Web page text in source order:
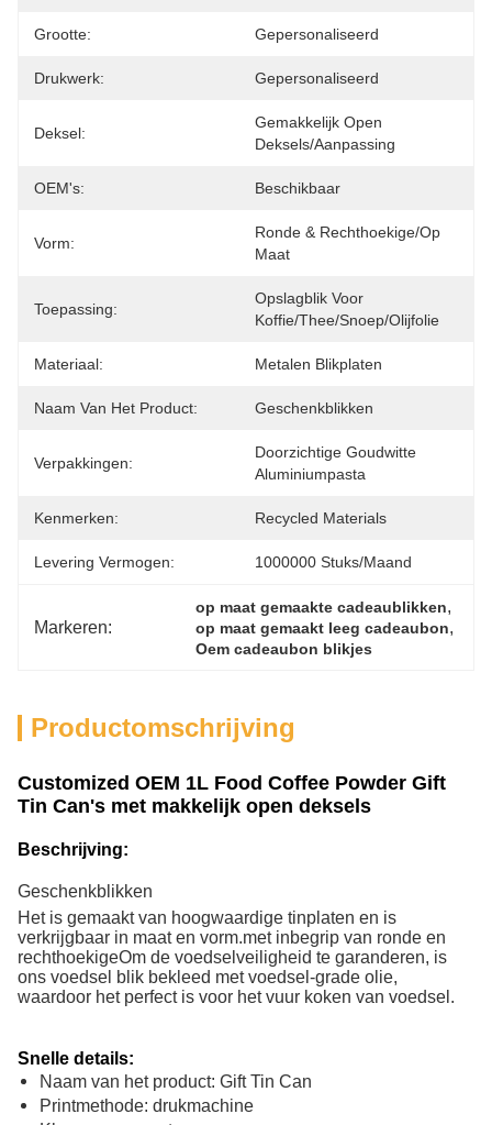
Grootte: Gepersonaliseerd
Drukwerk: Gepersonaliseerd
Deksel:
Gemakkelijk Open
Deksels/aanpassing
OEM's: Beschikbaar
Vorm:
Ronde & Rechthoekige/op
Maat
Toepassing:
Opslagblik Voor
Koffie/thee/snoep/olijfolie
Materiaal: Metalen Blikplaten
Naam Van Het Product: Geschenkblikken
Verpakkingen:
Doorzichtige Goudwitte
Aluminiumpasta
Kenmerken: Recycled Materials
Levering Vermogen: 1000000 Stuks/maand
Markeren:
op maat gemaakte cadeaublikken
op maat gemaakt leeg cadeaubon
Oem cadeaubon blikjes
Productomschrijving
Customized OEM 1L Food Coffee Powder Gift
Tin Can's met makkelijk open deksels
Beschrijving:
Geschenkblikken
Het is gemaakt van hoogwaardige tinplaten en is
verkrijgbaar in maat en vorm.met inbegrip van ronde en
rechthoekigeOm de voedselveiligheid te garanderen, is
ons voedsel blik bekleed met voedsel-grade olie,
waardoor het perfect is voor het vuur koken van voedsel.
Snelle details:
Naam van het product: Gift Tin Can
Printmethode: drukmachine